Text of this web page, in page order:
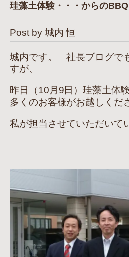
珪藻土体験・・・からのBBQ
Post by 城内 恒
城内です。 社長ブログで
すが、
昨日（10月9日）珪藻土体
多くのお客様がお越しくだ
私が担当させていただいて